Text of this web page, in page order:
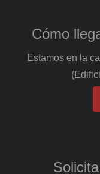
Cómo
Estamos en la